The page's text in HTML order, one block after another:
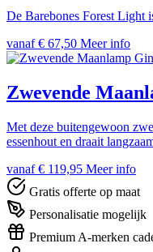
De Barebones Forest Light
vanaf € 67,50 Meer info
Zwevende
Met deze buitengewoon
essenhout en draait
vanaf € 119,95 Meer info
Gratis offerte op maat
Personalisatie mogelijk
Premium A-merken